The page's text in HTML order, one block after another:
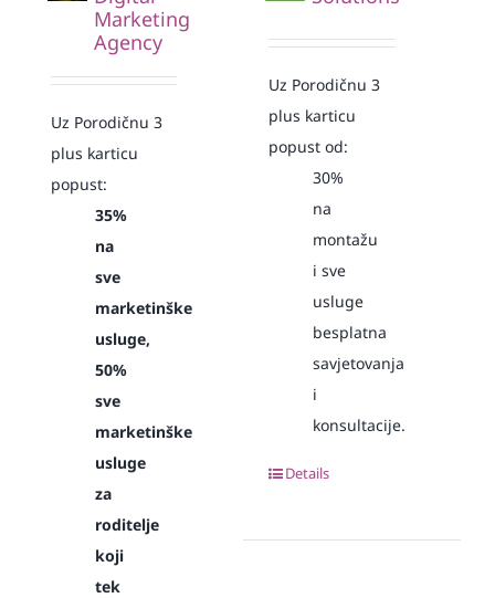
Marketing
Agency
Uz Porodičnu 3
plus karticu
popust:
35%
na
sve
marketinške
usluge,
50%
sve
marketinške
usluge
za
roditelje
koji
tek
Uz Porodičnu 3
plus karticu
popust od:
30%
na
montažu
i sve
usluge
besplatna
savjetovanja
i
konsultacije.
Details